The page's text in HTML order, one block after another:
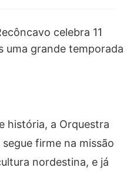
história, a Orquestra
firme na missão
nordestina, e já